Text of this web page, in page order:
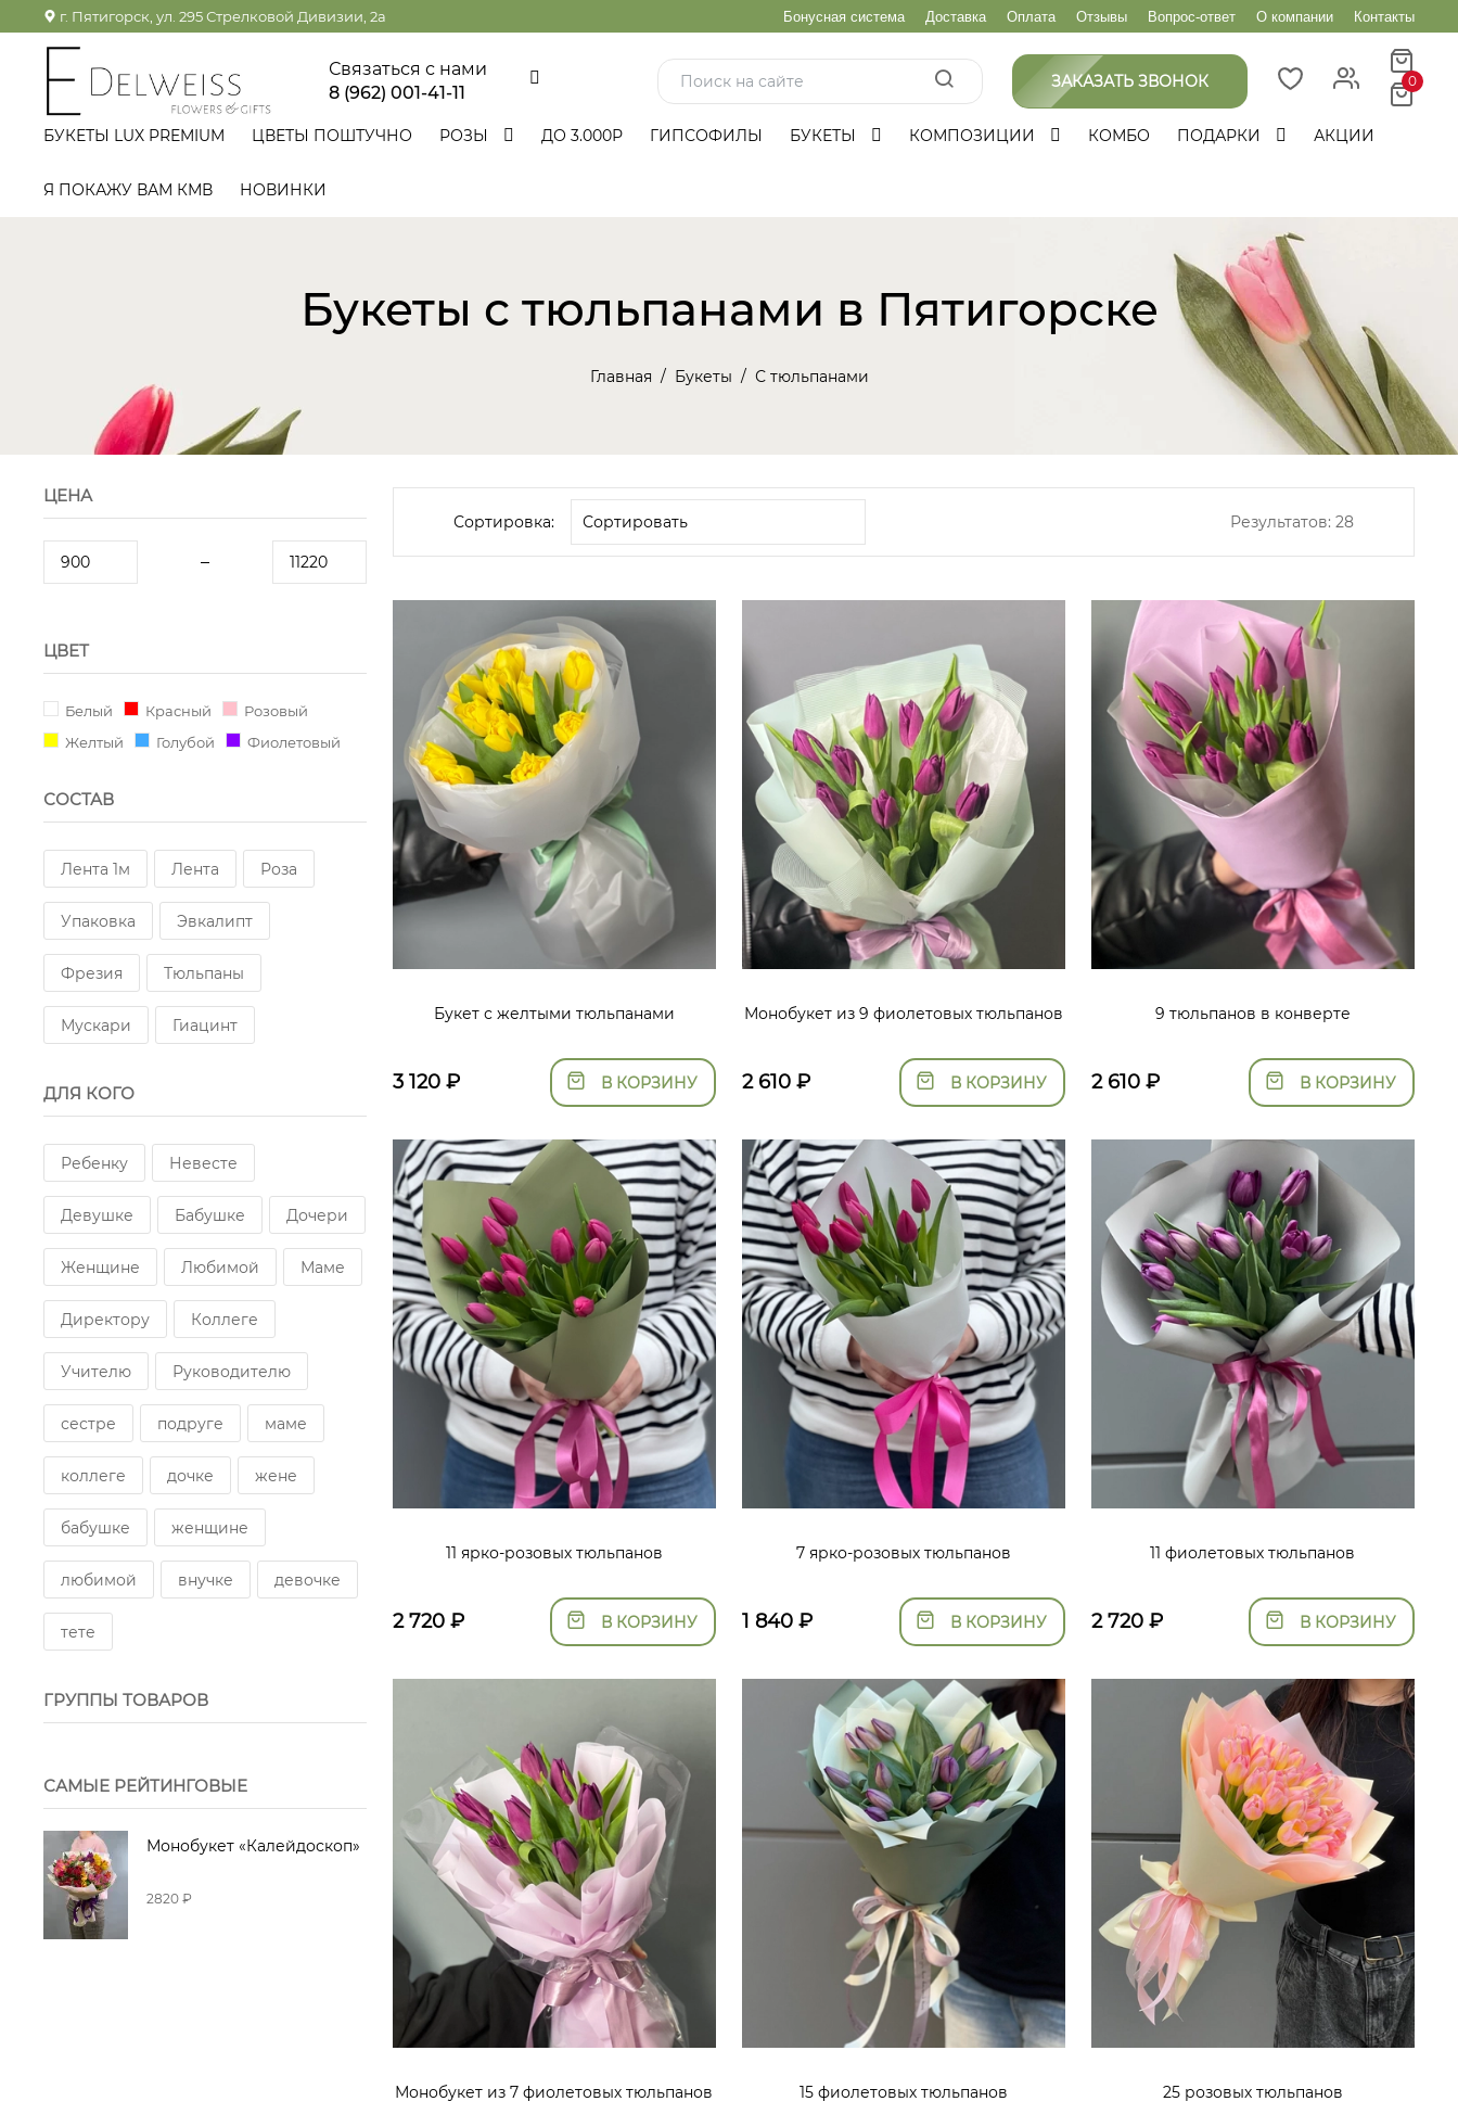
г. Пятигорск, ул. 295 Стрелковой Дивизии, 2а Бонусная система Доставка Оплата Отзывы Вопрос-ответ О компании Контакты
Связаться с нами
8 (962) 001-41-11
ЗАКАЗАТЬ ЗВОНОК 0
БУКЕТЫ LUX PREMIUM ЦВЕТЫ ПОШТУЧНО РОЗЫ ДО 3.000Р ГИПСОФИЛЫ БУКЕТЫ КОМПОЗИЦИИ КОМБО ПОДАРКИ АКЦИИ
Я ПОКАЖУ ВАМ КМВ НОВИНКИ
Букеты с тюльпанами в Пятигорске
Главная Букеты С тюльпанами
ЦЕНА
ЦВЕТ
Белый Красный
Розовый
Желтый
Голубой Фиолетовый
СОСТАВ
Лента 1м Лента Роза
Упаковка Эвкалипт
Фрезия Тюльпаны
Мускари Гиацинт
ДЛЯ КОГО
Ребенку Невесте
Девушке Бабушке Дочери
Женщине Любимой Маме
Директору Коллеге
Учителю Руководителю
сестре подруге маме
коллеге дочке жене
бабушке женщине
любимой внучке девочке
тете
ГРУППЫ ТОВАРОВ
САМЫЕ РЕЙТИНГОВЫЕ
Монобукет «Калейдоскоп»
2820 ₽
Сортировка: Результатов: 28
Букет с желтыми тюльпанами
3 120 ₽ В КОРЗИНУ
Монобукет из 9 фиолетовых тюльпанов
2 610₽ В КОРЗИНУ
9 тюльпанов в конверте
2 610₽ В КОРЗИНУ
11 ярко-розовых тюльпанов
2 720 ₽ В КОРЗИНУ
7 ярко-розовых тюльпанов
1 840₽ В КОРЗИНУ
11 фиолетовых тюльпанов
2 720₽ В КОРЗИНУ
Монобукет из 7 фиолетовых тюльпанов 15 фиолетовых тюльпанов 25 розовых тюльпанов